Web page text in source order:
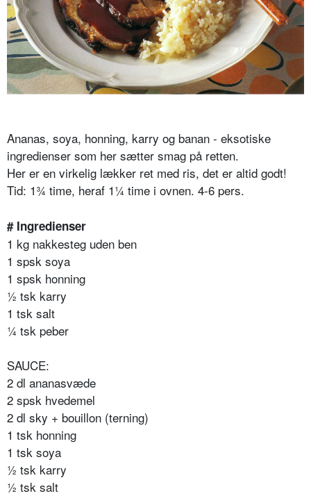
Ananas, soya, honning, karry og banan - eksotiske
ingredienser som her sætter smag på retten.
Her er en virkelig lækker ret med ris, det er altid godt!
Tid: 1¾ time, heraf 1¼ time i ovnen. 4-6 pers.
# Ingredienser
1 kg nakkesteg uden ben
1 spsk soya
1 spsk honning
½ tsk karry
1 tsk salt
¼ tsk peber
SAUCE:
2 dl ananasvæde
2 spsk hvedemel
2 dl sky + bouillon (terning)
1 tsk honning
1 tsk soya
½ tsk karry
½ tsk salt